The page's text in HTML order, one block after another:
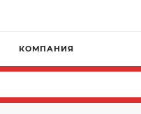
КОМПАНИЯ